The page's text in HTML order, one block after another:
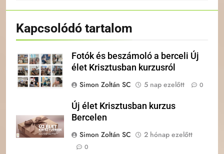
Kapcsolódó tartalom
Fotók és beszámoló a berceli Új
élet Krisztusban kurzusról
Simon Zoltán SC
5 nap ezelőtt 0
Új élet Krisztusban kurzus
Bercelen
Simon Zoltán SC
2 hónap ezelőtt
0